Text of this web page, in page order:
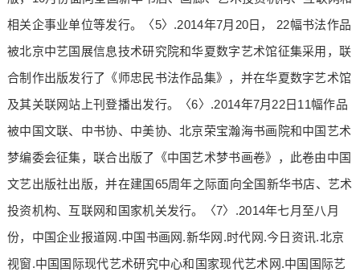
相关企事业单位等发行。〈5〉.2014年7月20日， 22幅书法作品
被北京中艺国展信息技术研究院和华夏数字艺术馆征集采用，联
合制作出版发行了《师忠民书法作品集》，并在华夏数字艺术馆
及其关联网站上刊登播出发行。〈6〉.2014年7月22日11幅作品
被中国文联、中书协、中美协、北京荣宝瀚海书画院和中国艺术
梦编委会征集，联合出版了《中国艺术梦书画卷》，此卷由中国
文艺出版社出版，并在建国65周年之际面向全国新华书店、艺术
投资机构、互联网和国家机关发行。〈7〉.2014年七月至八月
份，中国企业报道网.中国书画网.新华网.时代网.今日资讯.北京
视窗.中国国际现代艺术研究中心和国家现代艺术网.中国国际艺